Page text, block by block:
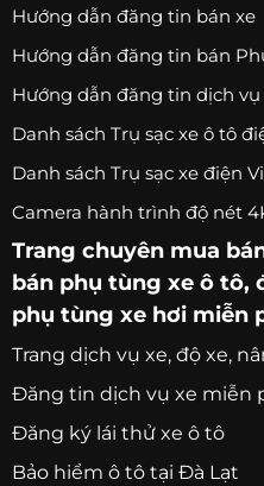
Tìm được gara chuyên về
Muốn tiết kiệm chi phí
7. Cách chọn địa
Hỏi rõ nguồn gốc linh kiện
Yêu cầu bảo hành tối
Kiểm tra khả năng tương
Đọc đánh giá khách hàng
So sánh giá 2–3 nơi
Đừng chọn nơi rẻ nhất —
nhất.
Hướng dẫn đăng tin bán xe
Hướng dẫn đăng tin bán
Hướng dẫn đăng tin dịch vụ
Danh sách Trụ sạc xe ô tô
Danh sách Trụ sạc xe điện
Camera hành trình độ nét
Trang chuyên mua
bán phụ tùng xe ô tô,
phụ tùng xe hơi miễn
Trang dịch vụ xe, độ xe,
Đăng tin dịch vụ xe miễn
Đăng ký lái thử xe ô tô
Bảo hiểm ô tô tại Đà Lạt